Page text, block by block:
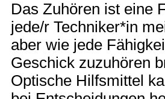
Das Zuhören ist eine
jede/r Techniker*in
aber wie jede
Geschick zuzuhören
Optische Hilfsmittel